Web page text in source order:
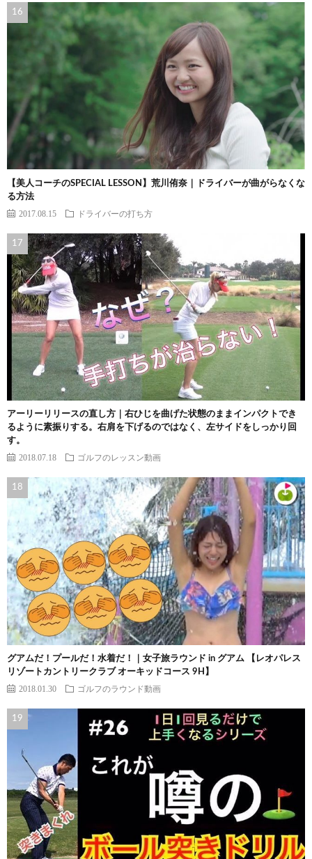
【美人コーチのSPECIAL LESSON】荒川侑奈｜ドライバーが曲がらなくな
る方法
2017.08.15 ドライバーの打ち方
アーリーリリースの直し方｜右ひじを曲げた状態のままインパクトでき
るように素振りする。右肩を下げるのではなく、左サイドをしっかり回
す。
2018.07.18 ゴルフのレッスン動画
グアムだ！プールだ！水着だ！｜女子旅ラウンド in グアム 【レオパレス
リゾートカントリークラブ オーキッドコース 9H】
2018.01.30 ゴルフのラウンド動画